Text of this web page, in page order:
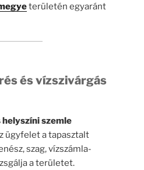
területén egyaránt
és vízszivárgás
szemle
ügyfelet a tapasztalt
szag, vízszámla-
a területet.